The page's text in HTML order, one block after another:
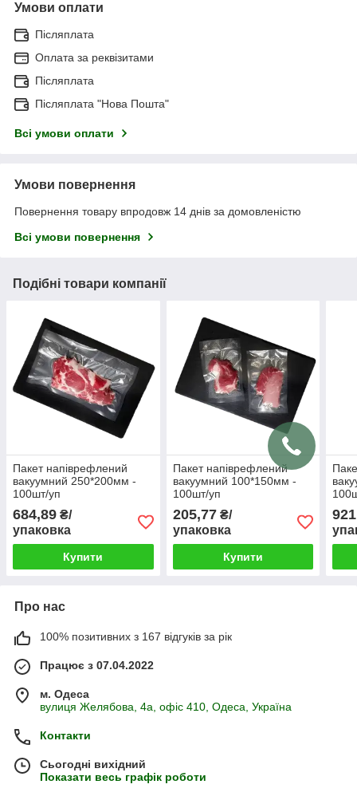
Умови оплати
Післяплата
Оплата за реквізитами
Післяплата
Післяплата "Нова Пошта"
Всі умови оплати
Умови повернення
Повернення товару впродовж 14 днів за домовленістю
Всі умови повернення
Подібні товари компанії
Пакет напіврефлений
вакуумний 250*200мм -
100шт/уп
684,89 ₴/
упаковка
Купити
Пакет напіврефлений
вакуумний 100*150мм -
100шт/уп
205,77₴/
упаковка
Купити
Про нас
100% позитивних з 167 відгуків за рік
Працює з 07.04.2022
м. Одеса
вулиця Желябова, 4а, офіс 410, Одеса, Україна
Контакти
Сьогодні вихідний
Показати весь графік роботи